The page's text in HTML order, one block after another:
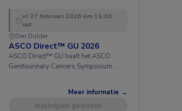
vr 27 februari 2026 om 15:30
uur
Den Dolder
ASCO Direct™ GU 2026
ASCO Direct™ GU haalt het ASCO
Genitourinary Cancers Symposium …
Meer informatie →
Inschrijven gesloten